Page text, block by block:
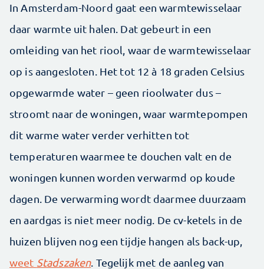
In Amsterdam-Noord gaat een warmtewisselaar
daar warmte uit halen. Dat gebeurt in een
omleiding van het riool, waar de warmtewisselaar
op is aangesloten. Het tot 12 à 18 graden Celsius
opgewarmde water – geen rioolwater dus –
stroomt naar de woningen, waar warmtepompen
dit warme water verder verhitten tot
temperaturen waarmee te douchen valt en de
woningen kunnen worden verwarmd op koude
dagen. De verwarming wordt daarmee duurzaam
en aardgas is niet meer nodig. De cv-ketels in de
huizen blijven nog een tijdje hangen als back-up,
weet Stadszaken. Tegelijk met de aanleg van